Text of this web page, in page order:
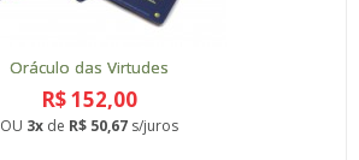
Oráculo das Virtudes
R$ 152,00
OU 3x de R$ 50,67 s/juros